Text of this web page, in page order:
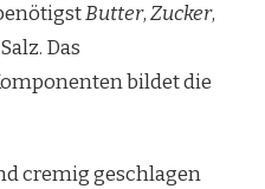
Butter,Zucker,
Das
bildet die
cremig geschlagen